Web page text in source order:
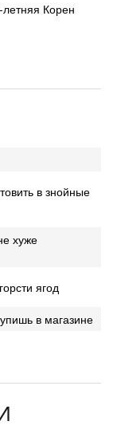
Корен
в знойные
хуже
ягод
в магазине